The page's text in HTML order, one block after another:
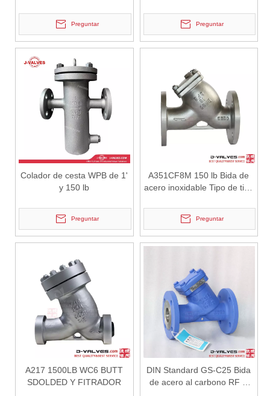
2026-07-02
J-VALVES proporciona válvulas de mariposa de brida
2026-07-01
Los sistemas de ingeniería marina operan en algunos de los
Preguntar Preguntar
Colador de cesta WPB de 1'
y 150 lb
Preguntar
A351CF8M 150 lb Bida de
acero inoxidable Tipo de tipo
Preguntar
A217 1500LB WC6 BUTT
SDOLDED Y FITRADOR
DIN Standard GS-C25 Bida
de acero al carbono RF Y